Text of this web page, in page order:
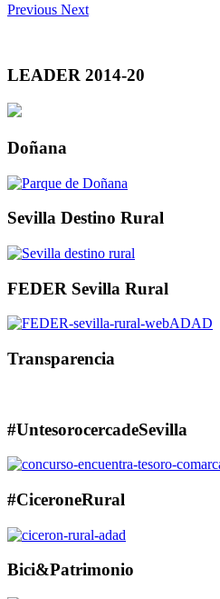
Previous Next
LEADER 2014-20
Doñana
Sevilla Destino Rural
FEDER Sevilla Rural
Transparencia
#UntesorocercadeSevilla
#CiceroneRural
Bici&Patrimonio